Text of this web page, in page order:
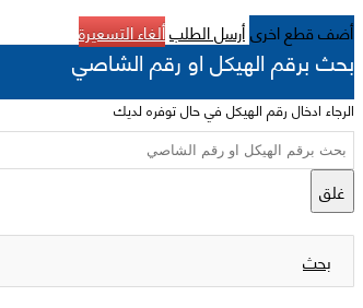
أضف قطع اخرىأرسل الطلبألغاء التسعيرة
بحث برقم الهيكل او رقم الشاصي
الرجاء ادخال رقم الهيكل في حال توفره لديك
غلق
بحث